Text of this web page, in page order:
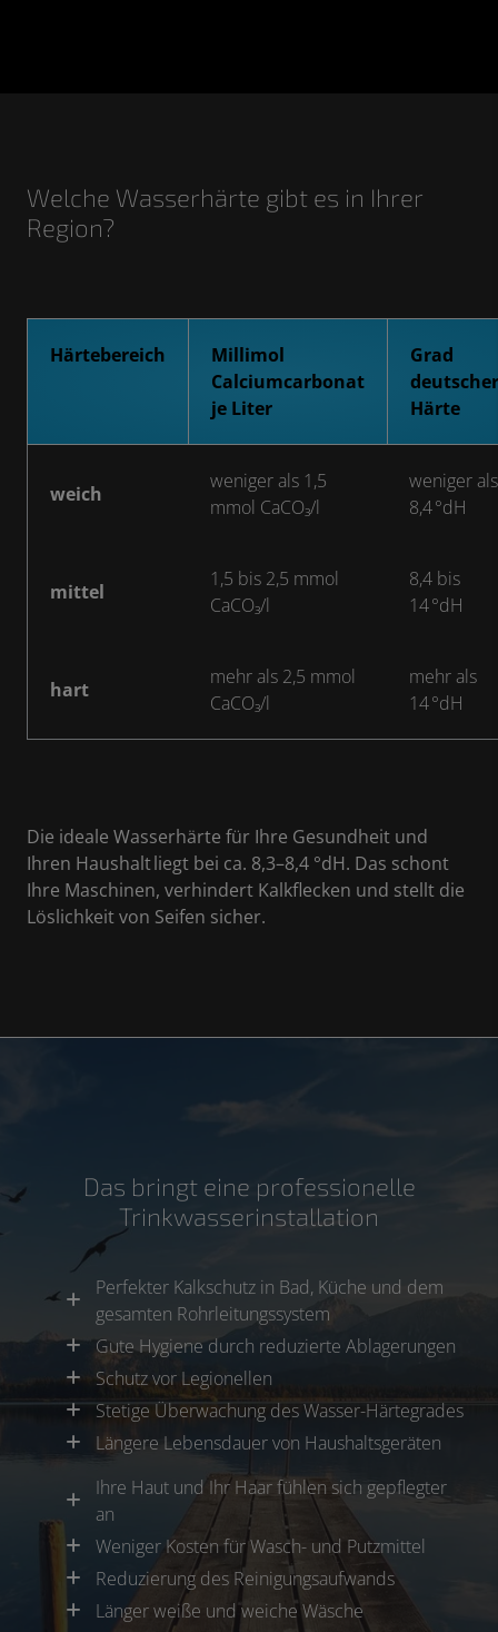
Welche Wasserhärte gibt es in Ihrer
Region?
Härtebereich
Millimol
Calciumcarbonat
je Liter
Grad
deutscher
Härte
weich
weniger als 1,5
mmol CaCO₃/l
weniger als
8,4 °dH
mittel
1,5 bis 2,5 mmol
CaCO₃/l
8,4 bis
14 °dH
hart
mehr als 2,5 mmol
CaCO₃/l
mehr als
14 °dH
Die ideale Wasserhärte für Ihre Gesundheit und
Ihren Haushalt liegt bei ca. 8,3–8,4 °dH. Das schont
Ihre Maschinen, verhindert Kalkflecken und stellt die
Löslichkeit von Seifen sicher.
Das bringt eine professionelle
Trinkwasserinstallation
Perfekter Kalkschutz in Bad, Küche und dem
gesamten Rohrleitungssystem
Gute Hygiene durch reduzierte Ablagerungen
Schutz vor Legionellen
Stetige Überwachung des Wasser-Härtegrades
Längere Lebensdauer von Haushaltsgeräten
Ihre Haut und Ihr Haar fühlen sich gepflegter
an
Weniger Kosten für Wasch- und Putzmittel
Reduzierung des Reinigungsaufwands
Länger weiße und weiche Wäsche